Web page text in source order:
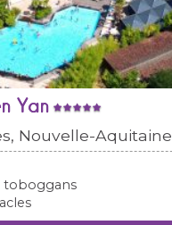
Yan
Nouvelle-Aquitaine
toboggans